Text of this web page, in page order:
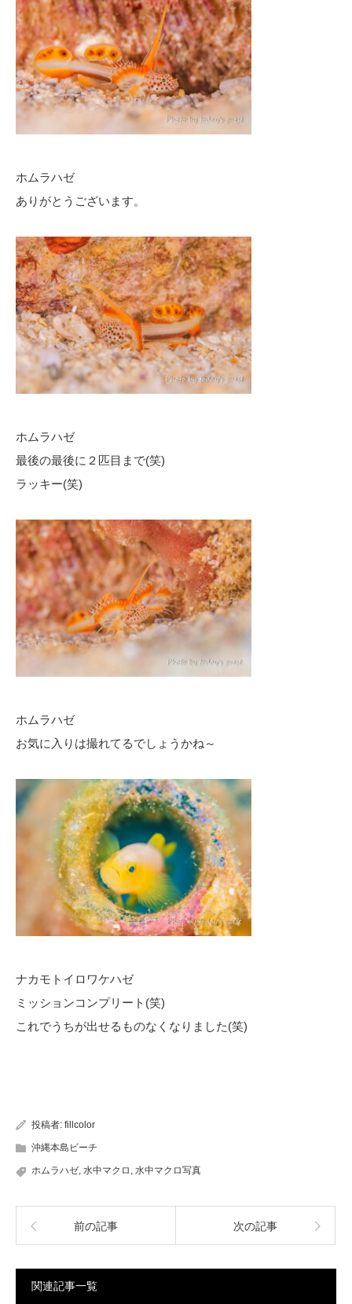
ホムラハゼ
ありがとうございます。
ホムラハゼ
最後の最後に２匹目まで(笑)
ラッキー(笑)
ホムラハゼ
お気に入りは撮れてるでしょうかね～
ナカモトイロワケハゼ
ミッションコンプリート(笑)
これでうちが出せるものなくなりました(笑)
投稿者: fillcolor
沖縄本島ビーチ
ホムラハゼ 水中マクロ 水中マクロ写真
前の記事 次の記事
関連記事一覧